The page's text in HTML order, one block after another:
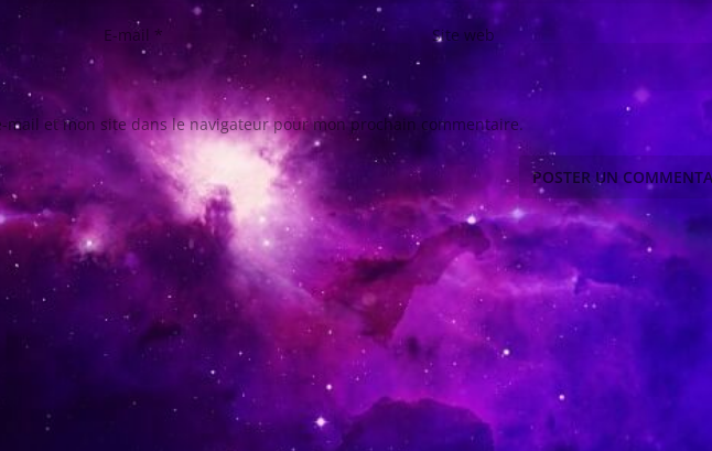
E-mail * Site web
mail et mon site dans le navigateur pour mon prochain commentaire.